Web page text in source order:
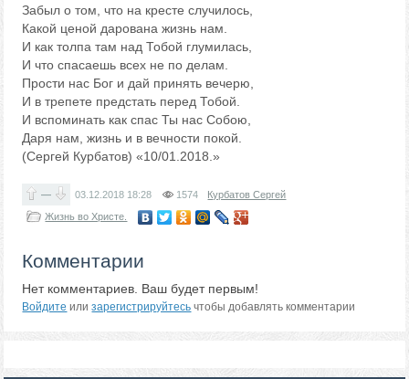
Забыл о том, что на кресте случилось,
Какой ценой дарована жизнь нам.
И как толпа там над Тобой глумилась,
И что спасаешь всех не по делам.
Прости нас Бог и дай принять вечерю,
И в трепете предстать перед Тобой.
И вспоминать как спас Ты нас Собою,
Даря нам, жизнь и в вечности покой.
(Сергей Курбатов) «10/01.2018.»
— 03.12.2018 18:28 1574
Курбатов Сергей
Жизнь во Христе.
Комментарии
Нет комментариев. Ваш будет первым!
Войдите илизарегистрируйтесь чтобы добавлять комментарии